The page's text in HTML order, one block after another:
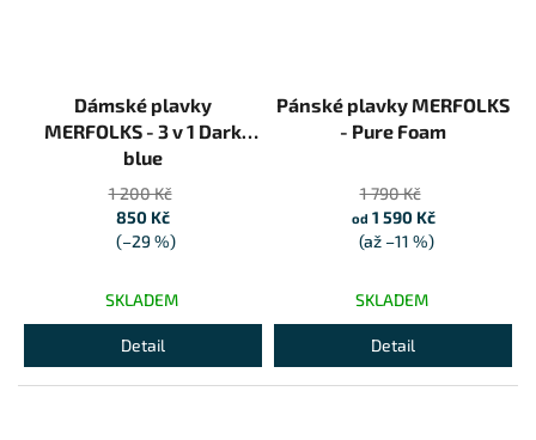
Dámské plavky
MERFOLKS - 3 v 1 Dark
blue
1 200 Kč
850 Kč
(–29 %)
SKLADEM
Detail
Pánské plavky MERFOLKS
- Pure Foam
1 790 Kč
od 1 590 Kč
(až –11 %)
SKLADEM
Detail